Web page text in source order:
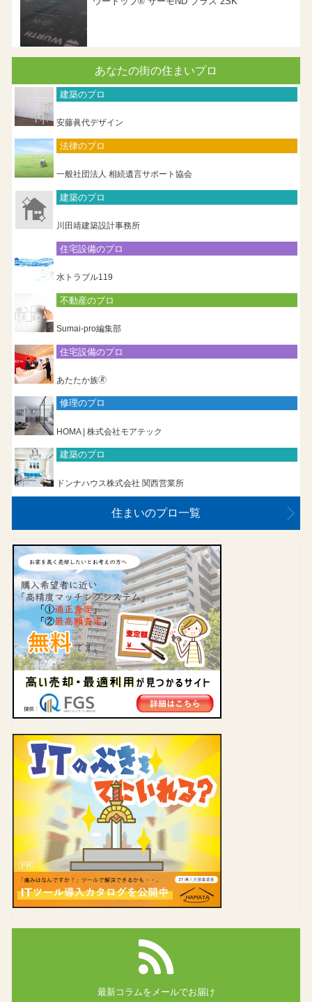
あなたの街の住まいプロ
建築のプロ
安藤眞代デザイン
法律のプロ
一般社団法人 相続遺言サポート協会
建築のプロ
川田靖建築設計事務所
住宅設備のプロ
水トラブル119
不動産のプロ
Sumai-pro編集部
住宅設備のプロ
あたたか族🄬
修理のプロ
HOMA | 株式会社モアテック
建築のプロ
ドンナハウス株式会社 関西営業所
住まいのプロ一覧
最新コラムを メールでお届け